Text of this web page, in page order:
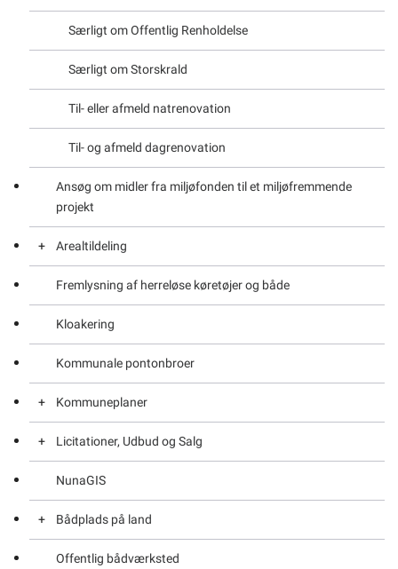
Særligt om Offentlig Renholdelse
Særligt om Storskrald
Til- eller afmeld natrenovation
Til- og afmeld dagrenovation
Ansøg om midler fra miljøfonden til et miljøfremmende
projekt
Arealtildeling
Ansøgning om arealtildeling
Arealtildeling
Arealtildeling – Ophør og forlængelse
Arealtildeling – Særligt om Hytter
Midlertidig arealtildeling
Fremlysning af herreløse køretøjer og både
Kloakering
Kommunale pontonbroer
Kommuneplaner
Kommuneplaner – Ændringer
Kommuneplaner – Generelt om
Licitationer, Udbud og Salg
Udbud
NunaGIS
Bådplads på land
Bådplads på land – Ansøgning om
Offentlig bådværksted